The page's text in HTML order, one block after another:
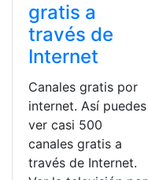
gratis a
través de
Internet
Canales gratis por
internet. Así puedes
ver casi 500
canales gratis a
través de Internet.